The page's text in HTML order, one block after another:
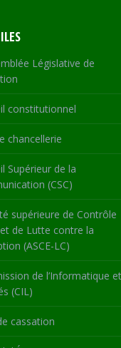
Législative de
constitutionnel
chancellerie
Supérieur de la
(CSC)
supérieure de Contrôle
et de Lutte contre la
(ASCE-LC)
de l’Informatique
(CIL)
cassation